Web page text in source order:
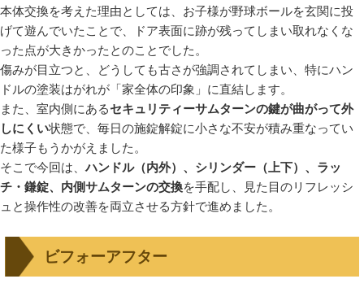
本体交換を考えた理由としては、お子様が野球ボールを玄関に投
げて遊んでいたことで、ドア表面に跡が残ってしまい取れなくな
った点が大きかったとのことでした。
傷みが目立つと、どうしても古さが強調されてしまい、特にハン
ドルの塗装はがれが「家全体の印象」に直結します。
また、室内側にあるセキュリティーサムターンの鍵が曲がって外
しにくい状態で、毎日の施錠解錠に小さな不安が積み重なってい
た様子もうかがえました。
そこで今回は、ハンドル（内外）、シリンダー（上下）、ラッ
チ・鎌錠、内側サムターンの交換を手配し、見た目のリフレッシ
ュと操作性の改善を両立させる方針で進めました。
ビフォーアフター